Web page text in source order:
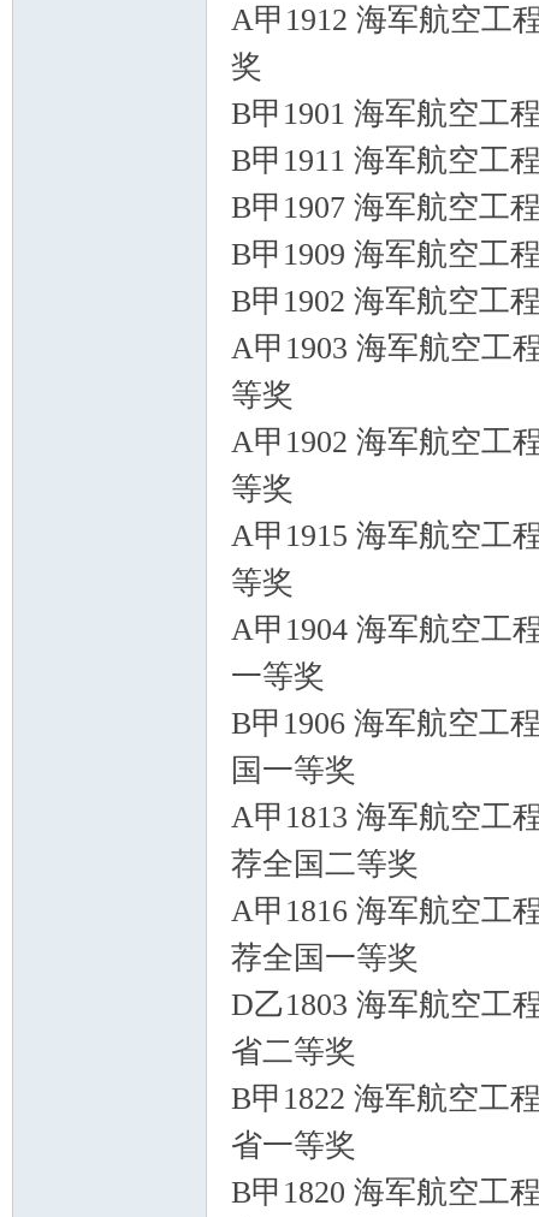
A甲1912 海军航空工
奖
B甲1901 海军航空工
B甲1911 海军航空工
B甲1907 海军航空工
B甲1909 海军航空工
B甲1902 海军航空工
A甲1903 海军航空工
等奖
A甲1902 海军航空工
等奖
A甲1915 海军航空工
等奖
A甲1904 海军航空工
一等奖
B甲1906 海军航空工
国一等奖
A甲1813 海军航空工
荐全国二等奖
A甲1816 海军航空工
荐全国一等奖
D乙1803 海军航空工
省二等奖
B甲1822 海军航空工
省一等奖
B甲1820 海军航空工